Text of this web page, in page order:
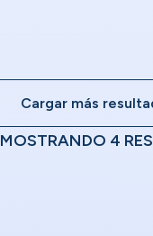
Cargar más
MOSTRANDO 4